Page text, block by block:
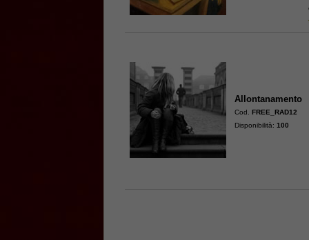
Allontanamento
Cod.FREE_RAD12
Disponibilità:100